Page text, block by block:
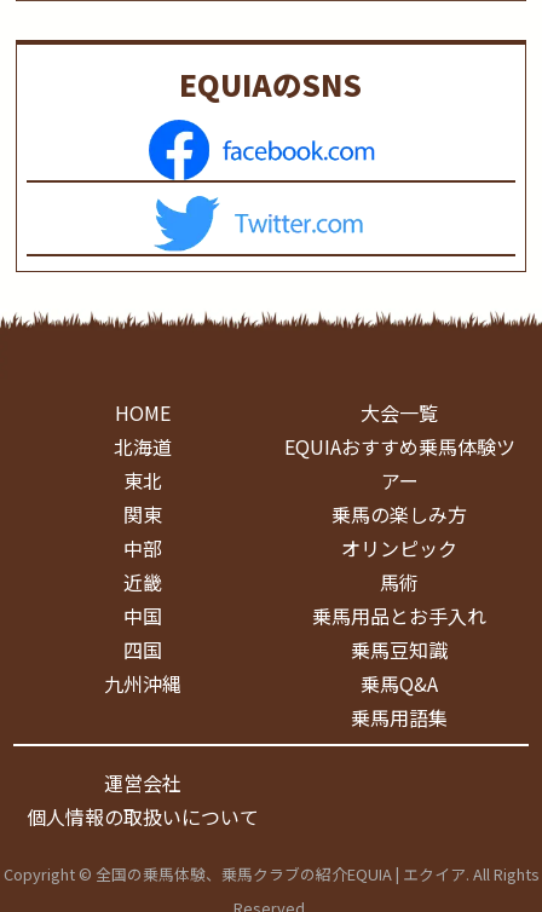
EQUIAのSNS
HOME
北海道
東北
関東
中部
近畿
中国
四国
九州沖縄
大会一覧
EQUIAおすすめ乗馬体験ツ
アー
乗馬の楽しみ方
オリンピック
馬術
乗馬用品とお手入れ
乗馬豆知識
乗馬Q&A
乗馬用語集
運営会社
個人情報の取扱いについて
Copyright © 全国の乗馬体験、乗馬クラブの紹介EQUIA | エクイア. All Rights
Reserved.